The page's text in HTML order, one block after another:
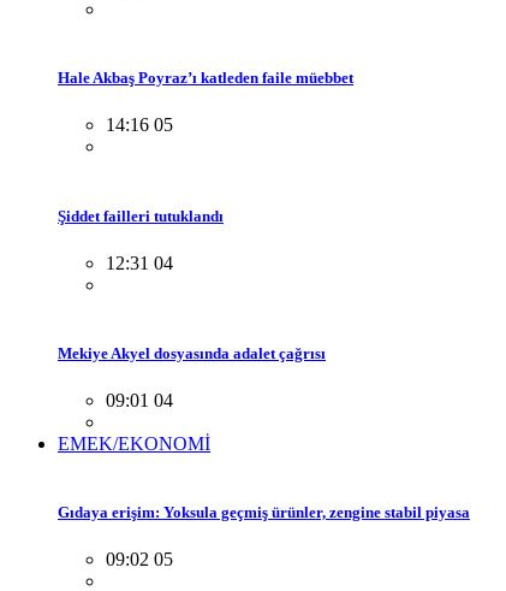
Hale Akbaş Poyraz’ı katleden faile müebbet
14:16 05
Şiddet failleri tutuklandı
12:31 04
Mekiye Akyel dosyasında adalet çağrısı
09:01 04
EMEK/EKONOMİ
Gıdaya erişim: Yoksula geçmiş ürünler, zengine stabil piyasa
09:02 05